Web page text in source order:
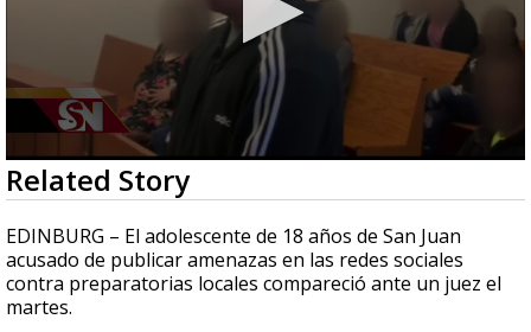
0
seconds
of
1
minute,
5
seconds
Related Story
EDINBURG – El adolescente de 18 años de San Juan
acusado de publicar amenazas en las redes sociales
contra preparatorias locales compareció ante un juez el
martes.